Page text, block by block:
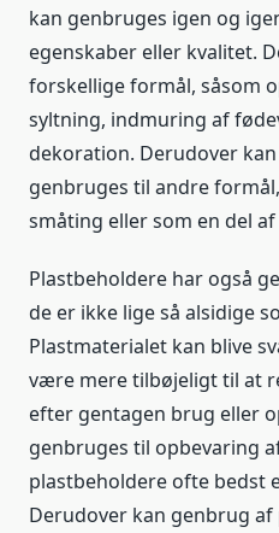
kan genbruges igen og
egenskaber eller kvalitet.
forskellige formål, såsom
syltning, indmuring af
dekoration. Derudover
genbruges til andre
småting eller som en del
Plastbeholdere har også
de er ikke lige så alsidige
Plastmaterialet kan blive
være mere tilbøjeligt til at
efter gentagen brug eller
genbruges til opbevaring
plastbeholdere ofte bedst
Derudover kan genbrug